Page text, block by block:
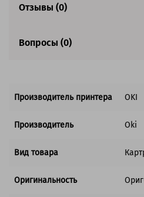
Отзывы (0)
Вопросы (0)
Производитель принтера OKI
Производитель Oki
Вид товара
Оригинальность